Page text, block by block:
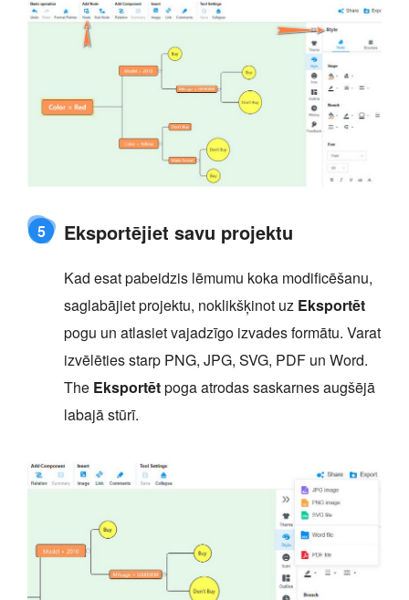
5 Eksportējiet savu projektu
Kad esat pabeidzis lēmumu koka modificēšanu,
saglabājiet projektu, noklikšķinot uz Eksportēt
pogu un atlasiet vajadzīgo izvades formātu. Varat
izvēlēties starp PNG, JPG, SVG, PDF un Word.
The Eksportētpoga atrodas saskarnes augšējā
labajā stūrī.